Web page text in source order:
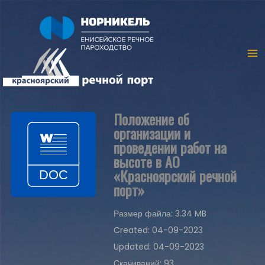
Положение об
организации и
проведении работ на
высоте в АО
«Красноярский речной
порт»
Размер файла: 3.34 MB
Created: 04-09-2023
Updated: 04-09-2023